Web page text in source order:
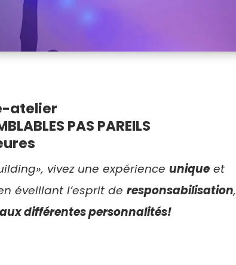
atelier
PAS PAREILS
vivez une expérience uniqueet
éveillant l’esprit deresponsabilisation,
différentes personnalités!